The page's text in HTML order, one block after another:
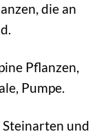
die an
Pflanzen,
Pumpe.
und